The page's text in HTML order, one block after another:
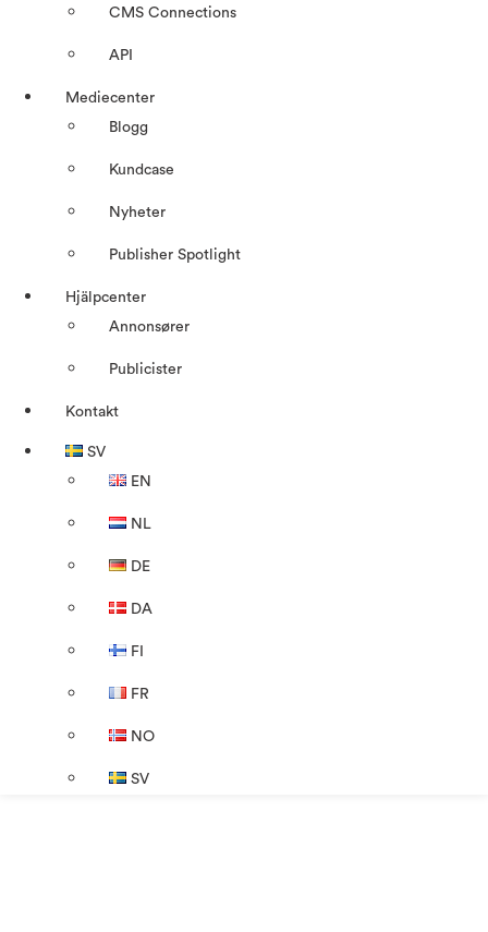
CMS Connections
API
Mediecenter
Blogg
Kundcase
Nyheter
Publisher Spotlight
Hjälpcenter
Annonsører
Publicister
Kontakt
SV
EN
NL
DE
DA
FI
FR
NO
SV